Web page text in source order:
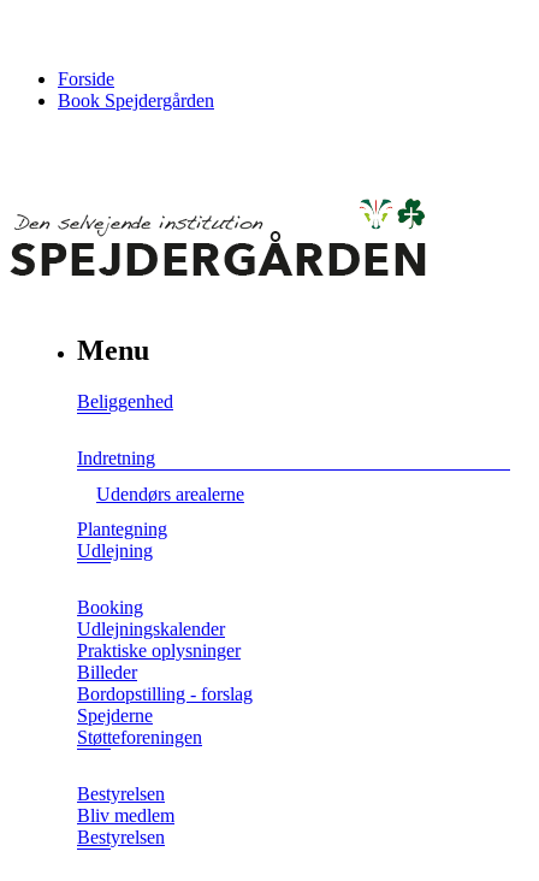
Forside
Book Spejdergården
Menu
Beliggenhed
Indretning
Udendørs arealerne
Plantegning
Udlejning
Booking
Udlejningskalender
Praktiske oplysninger
Billeder
Bordopstilling - forslag
Spejderne
Støtteforeningen
Bestyrelsen
Bliv medlem
Bestyrelsen